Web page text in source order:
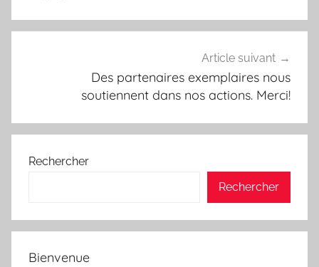
Article suivant
Des partenaires exemplaires nous
soutiennent dans nos actions. Merci!
Rechercher
Rechercher
Bienvenue